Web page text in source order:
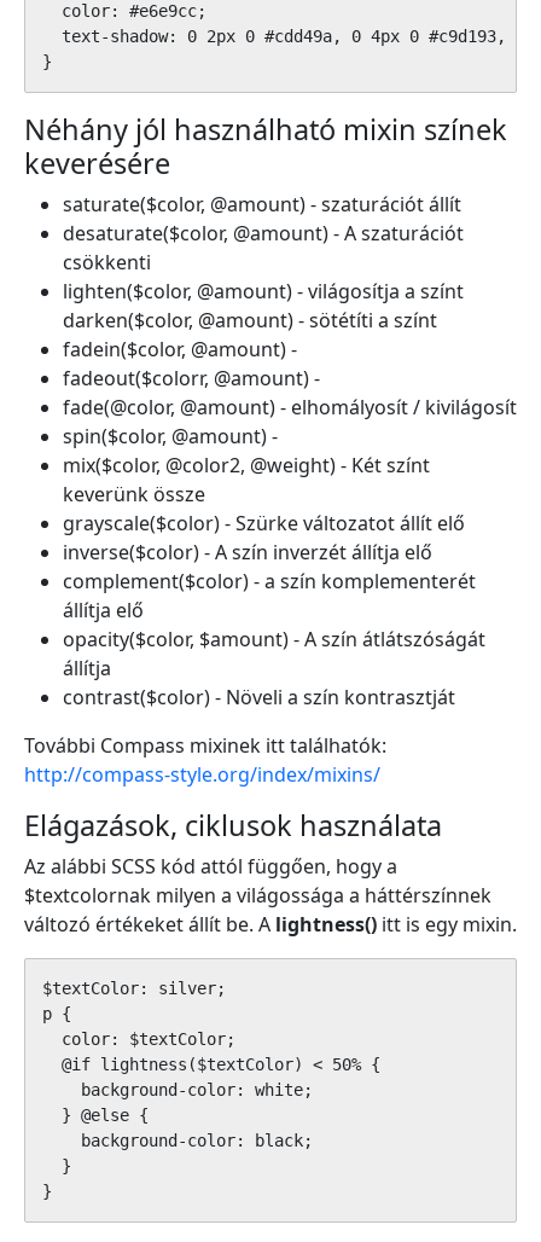
  color: #e6e9cc;
text-shadow: 0 2px 0 #cdd49a, 0 4px 0 #c9d193, 0
}
Néhány jól használható mixin színek
keverésére
saturate($color, @amount) - szaturációt állít
desaturate($color, @amount) - A szaturációt
csökkenti
lighten($color, @amount) - világosítja a színt
darken($color, @amount) - sötétíti a színt
fadein($color, @amount) -
fadeout($colorr, @amount) -
fade(@color, @amount) - elhomályosít / kivilágosít
spin($color, @amount) -
mix($color, @color2, @weight) - Két színt
keverünk össze
grayscale($color) - Szürke változatot állít elő
inverse($color) - A szín inverzét állítja elő
complement($color) - a szín komplementerét
állítja elő
opacity($color, $amount) - A szín átlátszóságát
állítja
contrast($color) - Növeli a szín kontrasztját
További Compass mixinek itt találhatók:
http://compass-style.org/index/mixins/
Elágazások, ciklusok használata
Az alábbi SCSS kód attól függően, hogy a
$textcolornak milyen a világossága a háttérszínnek
változó értékeket állít be. A lightness() itt is egy mixin.
$textColor: silver;
p {
  color: $textColor;
  @if lightness($textColor) < 50% {
    background-color: white;
  } @else {
    background-color: black;
  }
}